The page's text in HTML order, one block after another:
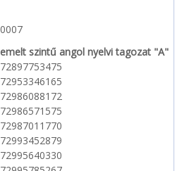
0007
emelt szintű angol nyelvi tagozat "A"
72897753475
72953346165
72986088172
72986571575
72987011770
72993452879
72995640330